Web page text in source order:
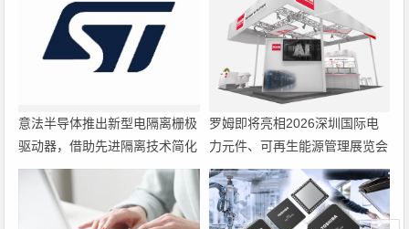
意法半导体推出新型电隔离栅极
驱动器，借助先进隔离技术简化
电源设计
罗姆即将亮相2026深圳国际电
力元件、可再生能源管理展览会
暨研讨会